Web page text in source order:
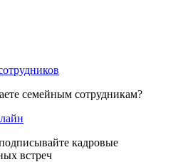
семейным сотрудникам?
кадровые
встреч